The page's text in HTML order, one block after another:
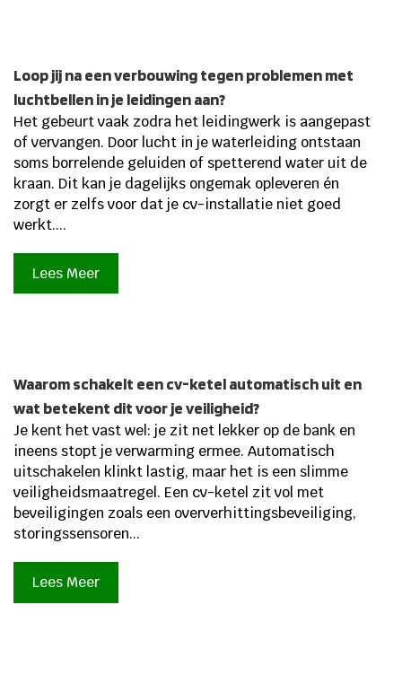
Loop jij na een verbouwing tegen problemen met
luchtbellen in je leidingen aan?
Het gebeurt vaak zodra het leidingwerk is aangepast
of vervangen. Door lucht in je waterleiding ontstaan
soms borrelende geluiden of spetterend water uit de
kraan. Dit kan je dagelijks ongemak opleveren én
zorgt er zelfs voor dat je cv-installatie niet goed
werkt....
Lees Meer
Waarom schakelt een cv-ketel automatisch uit en
wat betekent dit voor je veiligheid?
Je kent het vast wel: je zit net lekker op de bank en
ineens stopt je verwarming ermee. Automatisch
uitschakelen klinkt lastig, maar het is een slimme
veiligheidsmaatregel. Een cv-ketel zit vol met
beveiligingen zoals een oververhittingsbeveiliging,
storingssensoren...
Lees Meer